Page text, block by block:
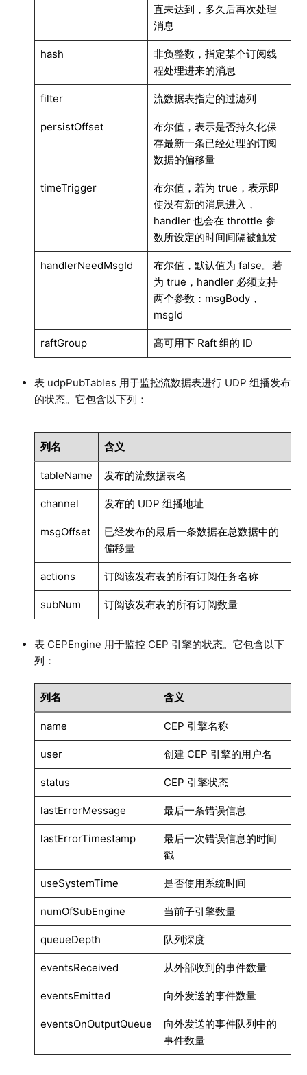
直未达到，多久后再次处理
消息
hash
非负整数，指定某个订阅线
程处理进来的消息
filter 流数据表指定的过滤列
persistOffset
布尔值，表示是否持久化保
存最新一条已经处理的订阅
数据的偏移量
timeTrigger
布尔值，若为 true，表示即
使没有新的消息进入，
handler 也会在 throttle 参
数所设定的时间间隔被触发
handlerNeedMsgId
布尔值，默认值为 false。若
为 true，handler 必须支持
两个参数：msgBody，
msgId
raftGroup 高可用下 Raft 组的 ID
表 udpPubTables 用于监控流数据表进行 UDP 组播发布
的状态。它包含以下列：
列名 含义
tableName 发布的流数据表名
channel 发布的 UDP 组播地址
msgOffset
已经发布的最后一条数据在总数据中的
偏移量
actions 订阅该发布表的所有订阅任务名称
subNum 订阅该发布表的所有订阅数量
表 CEPEngine 用于监控 CEP 引擎的状态。它包含以下
列：
列名 含义
name CEP 引擎名称
user 创建 CEP 引擎的用户名
status CEP 引擎状态
lastErrorMessage 最后一条错误信息
lastErrorTimestamp
最后一次错误信息的时间
戳
useSystemTime 是否使用系统时间
numOfSubEngine 当前子引擎数量
queueDepth 队列深度
eventsReceived 从外部收到的事件数量
eventsEmitted 向外发送的事件数量
eventsOnOutputQueue
向外发送的事件队列中的
事件数量